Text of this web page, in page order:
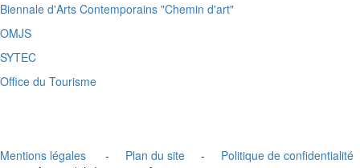
Biennale d'Arts Contemporains "Chemin d'art"
OMJS
SYTEC
Office du Tourisme
Mentions légales - Plan du site - Politique de confidentialité